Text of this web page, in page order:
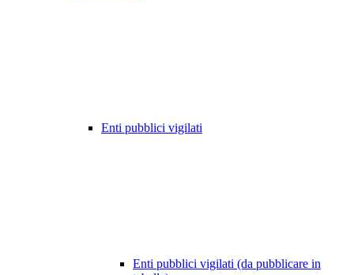
Enti pubblici vigilati
Enti pubblici vigilati (da pubblicare in